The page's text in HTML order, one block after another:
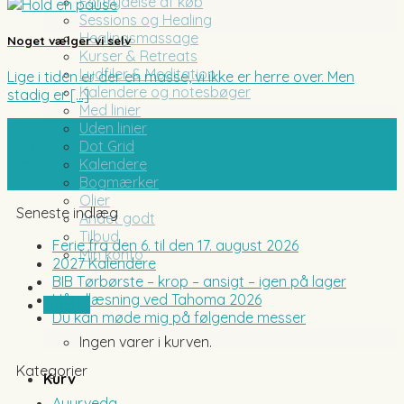
Sessions og Healing
Healingsmassage
Kurser & Retreats
Lydfiler & Meditation
Kalendere og notesbøger
Med linier
Uden linier
Dot Grid
Kalendere
Bogmærker
Olier
Andet godt
Tilbud
Min konto
Ingen varer i kurven.
Kurv
Noget vælger vi selv
Lige i tiden er der en masse, vi ikke er herre over. Men
stadig er [...]
Seneste indlæg
Ferie fra den 6. til den 17. august 2026
2027 Kalendere
BIB Tørbørste – krop – ansigt – igen på lager
Håndlæsning ved Tahoma 2026
Du kan møde mig på følgende messer
Kategorier